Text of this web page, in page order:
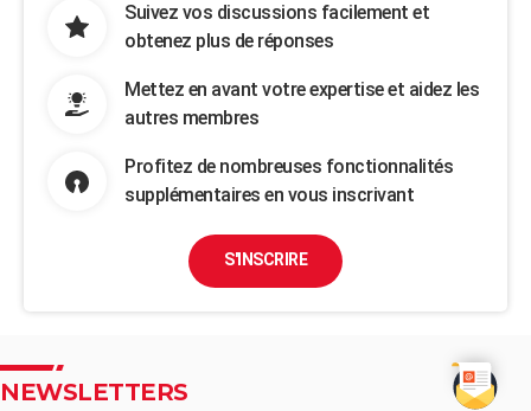
Suivez vos discussions facilement et
obtenez plus de réponses
Mettez en avant votre expertise et aidez les
autres membres
Profitez de nombreuses fonctionnalités
supplémentaires en vous inscrivant
S'INSCRIRE
NEWSLETTERS